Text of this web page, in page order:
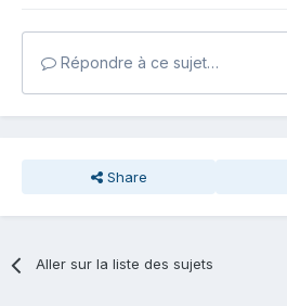
Répondre à ce sujet…
Share
Aller sur la liste des sujets